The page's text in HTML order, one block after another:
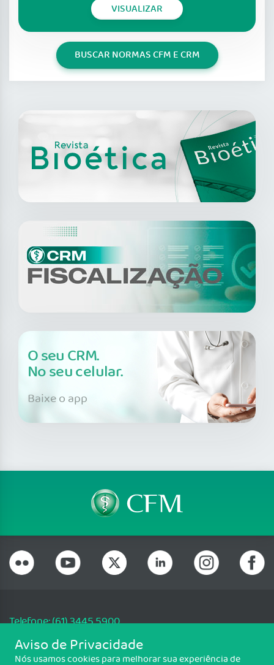
VISUALIZAR
BUSCAR NORMAS CFM E CRM
O seu CRM.
No seu celular.
Baixe o app
Telefone: (61) 3445 5900
Email: cfm@portalmedico.org.br
SGAS 616, Conjunto D, Lote 115, L2 Sul, Brasília/DF - CEP: 70200-760 -
Aviso de Privacidade
Nós usamos cookies para melhorar sua experiência de